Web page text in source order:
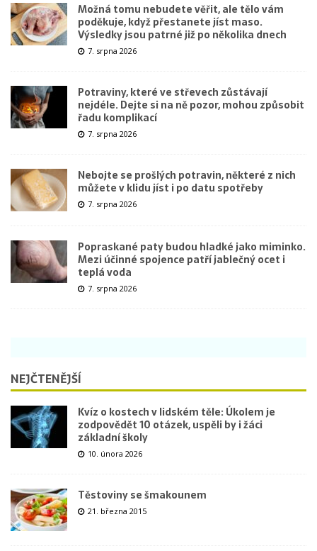
Možná tomu nebudete věřit, ale tělo vám
poděkuje, když přestanete jíst maso.
Výsledky jsou patrné již po několika dnech
7. srpna 2026
Potraviny, které ve střevech zůstávají
nejdéle. Dejte si na ně pozor, mohou způsobit
řadu komplikací
7. srpna 2026
Nebojte se prošlých potravin, některé z nich
můžete v klidu jíst i po datu spotřeby
7. srpna 2026
Popraskané paty budou hladké jako miminko.
Mezi účinné spojence patří jablečný ocet i
teplá voda
7. srpna 2026
NEJČTENĚJŠÍ
Kvíz o kostech v lidském těle: Úkolem je
zodpovědět 10 otázek, uspěli by i žáci
základní školy
10. února 2026
Těstoviny se šmakounem
21. března 2015